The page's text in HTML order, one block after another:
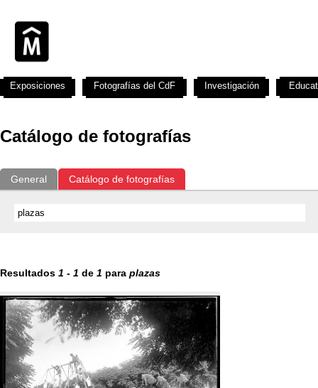
Catálogo de fotografías
General Catálogo de fotografías
Resultados 1 - 1 de 1 para plazas
Exposiciones Fotografías del CdF Investigación